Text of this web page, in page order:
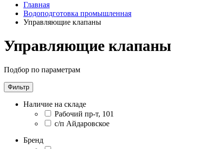
Главная
Водоподготовка промышленная
Управляющие клапаны
Управляющие клапаны
Подбор по параметрам
Фильтр
Наличие на складе
Рабочий пр-т, 101
с/п Айдаровское
Бренд